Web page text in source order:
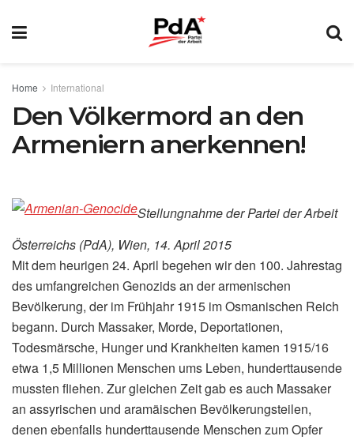
Home International
Den Völkermord an den
Armeniern anerkennen!
Stellungnahme der Partei der Arbeit
Österreichs (PdA), Wien, 14. April 2015
Mit dem heurigen 24. April begehen wir den 100. Jahrestag
des umfangreichen Genozids an der armenischen
Bevölkerung, der im Frühjahr 1915 im Osmanischen Reich
begann. Durch Massaker, Morde, Deportationen,
Todesmärsche, Hunger und Krankheiten kamen 1915/16
etwa 1,5 Millionen Menschen ums Leben, hunderttausende
mussten fliehen. Zur gleichen Zeit gab es auch Massaker
an assyrischen und aramäischen Bevölkerungsteilen,
denen ebenfalls hunderttausende Menschen zum Opfer